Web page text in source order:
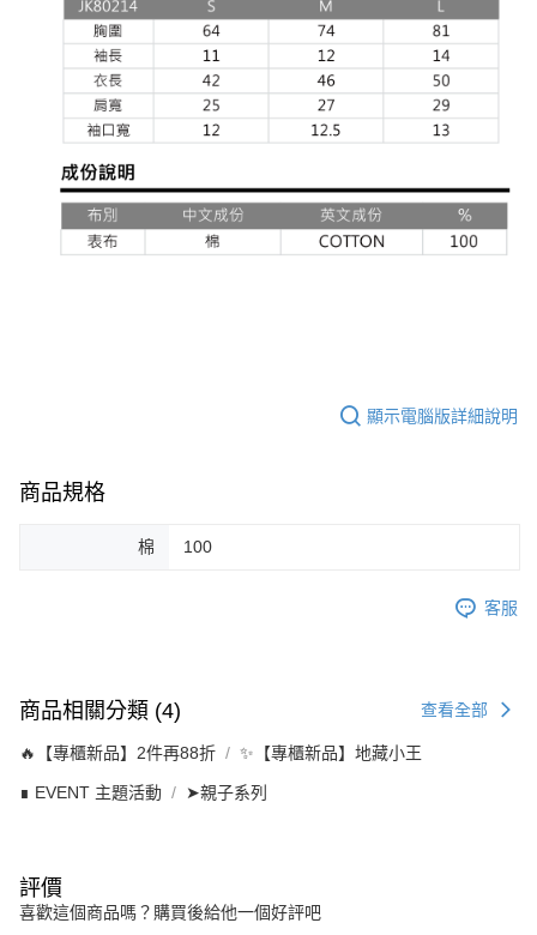
顯示電腦版詳細說明
商品規格
棉 100
客服
商品相關分類 (4) 查看全部
🔥【專櫃新品】2件再88折 ✨【專櫃新品】地藏小王
∎ EVENT 主題活動 ➤親子系列
評價
喜歡這個商品嗎？購買後給他一個好評吧